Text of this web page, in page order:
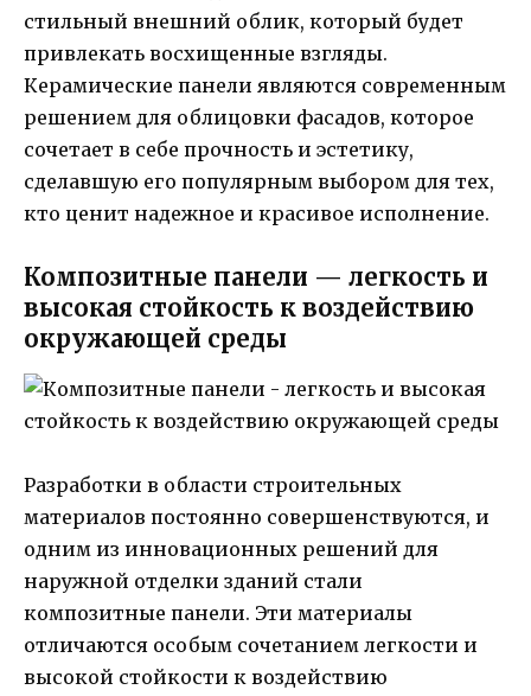
стильный внешний облик, который будет
привлекать восхищенные взгляды.
Керамические панели являются современным
решением для облицовки фасадов, которое
сочетает в себе прочность и эстетику,
сделавшую его популярным выбором для тех,
кто ценит надежное и красивое исполнение.
Композитные панели — легкость и
высокая стойкость к воздействию
окружающей среды
Разработки в области строительных
материалов постоянно совершенствуются, и
одним из инновационных решений для
наружной отделки зданий стали
композитные панели. Эти материалы
отличаются особым сочетанием легкости и
высокой стойкости к воздействию